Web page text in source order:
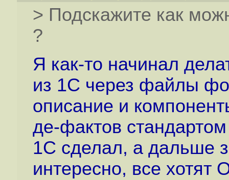
> Подскажите как
?
Я как-то начинал
из 1С через файлы
описание и
де-фактов
1С сделал, а дальше
интересно, все хотят